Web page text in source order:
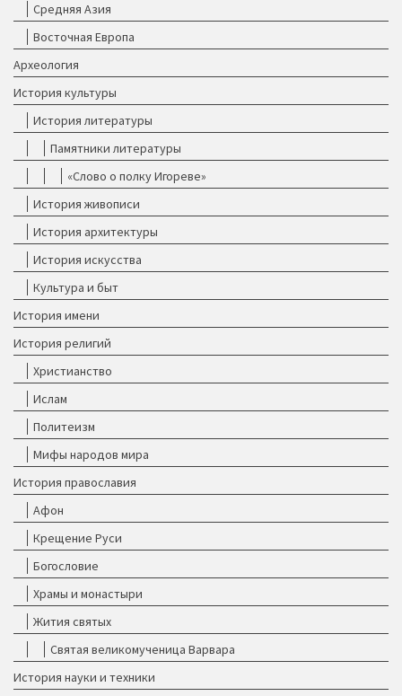
Средняя Азия
Восточная Европа
Археология
История культуры
История литературы
Памятники литературы
«Слово о полку Игореве»
История живописи
История архитектуры
История искусства
Культура и быт
История имени
История религий
Христианство
Ислам
Политеизм
Мифы народов мира
История православия
Афон
Крещение Руси
Богословие
Храмы и монастыри
Жития святых
Святая великомученица Варвара
История науки и техники